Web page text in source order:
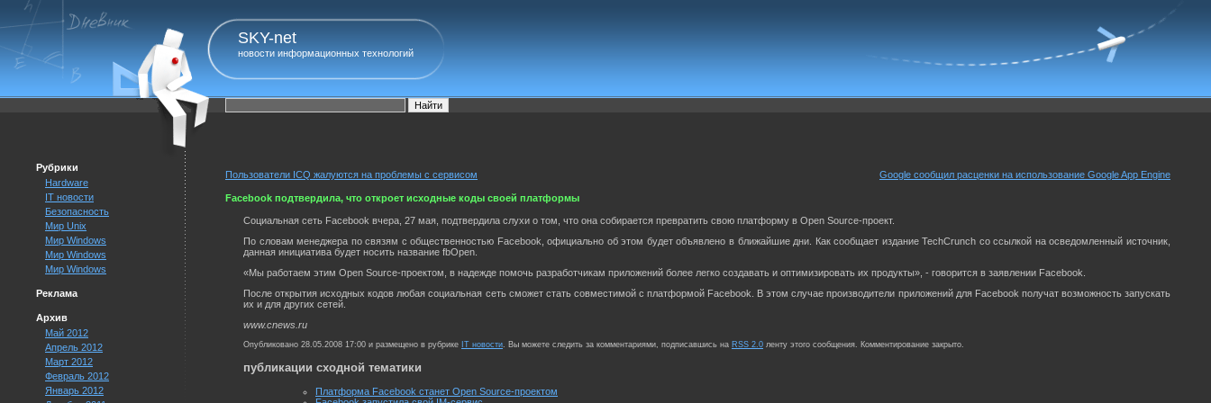
SKY-net
новости информационных технологий
Рубрики
Hardware
IT новости
Безопасность
Мир Unix
Мир Windows
Мир Windows
Мир Windows
Реклама
Архив
Май 2012
Апрель 2012
Март 2012
Февраль 2012
Январь 2012
Пользователи ICQ жалуются на проблемы с сервисом Google сообщил расценки на использование Google App Engine
Facebook подтвердила, что откроет исходные коды своей платформы
Социальная сеть Facebook вчера, 27 мая, подтвердила слухи о том, что она собирается превратить свою платформу в Open Source-проект.
По словам менеджера по связям с общественностью Facebook, официально об этом будет объявлено в ближайшие дни. Как сообщает издание TechCrunch со ссылкой на осведомленный источник,
данная инициатива будет носить название fbOpen.
«Мы работаем этим Open Source-проектом, в надежде помочь разработчикам приложений более легко создавать и оптимизировать их продукты», - говорится в заявлении Facebook.
После открытия исходных кодов любая социальная сеть сможет стать совместимой с платформой Facebook. В этом случае производители приложений для Facebook получат возможность запускать
их и для других сетей.
www.cnews.ru
Опубликовано 28.05.2008 17:00 и размещено в рубрике IT новости. Вы можете следить за комментариями, подписавшись на RSS 2.0 ленту этого сообщения. Комментирование закрыто.
публикации сходной тематики
Платформа Facebook станет Open Source-проектом